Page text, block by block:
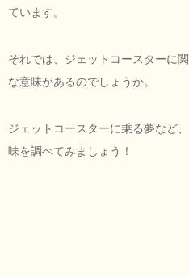
ています。
それでは、ジェットコースターに
な意味があるのでしょうか。
ジェットコースターに乗る夢など
味を調べてみましょう！